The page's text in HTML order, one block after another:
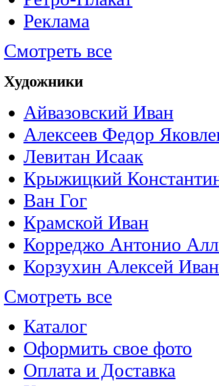
Реклама
Смотреть все
Художники
Айвазовский Иван
Алексеев Федор
Левитан Исаак
Крыжицкий
Ван Гог
Крамской Иван
Корреджо Антонио
Корзухин Алексей
Смотреть все
Каталог
Оформить свое фото
Оплата и Доставка